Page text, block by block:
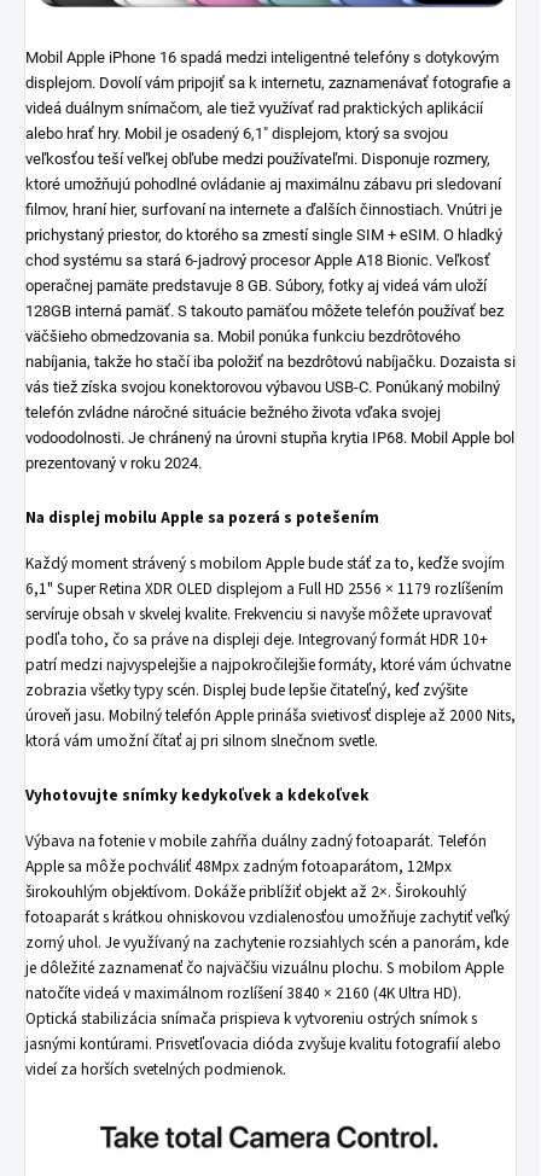
Mobil Apple iPhone 16 spadá medzi inteligentné telefóny s dotykovým
displejom. Dovolí vám pripojiť sa k internetu, zaznamenávať fotografie a
videá duálnym snímačom, ale tiež využívať rad praktických aplikácií
alebo hrať hry. Mobil je osadený 6,1" displejom, ktorý sa svojou
veľkosťou teší veľkej obľube medzi používateľmi. Disponuje rozmery,
ktoré umožňujú pohodlné ovládanie aj maximálnu zábavu pri sledovaní
filmov, hraní hier, surfovaní na internete a ďalších činnostiach. Vnútri je
prichystaný priestor, do ktorého sa zmestí single SIM + eSIM. O hladký
chod systému sa stará 6-jadrový procesor Apple A18 Bionic. Veľkosť
operačnej pamäte predstavuje 8 GB. Súbory, fotky aj videá vám uloží
128GB interná pamäť. S takouto pamäťou môžete telefón používať bez
väčšieho obmedzovania sa. Mobil ponúka funkciu bezdrôtového
nabíjania, takže ho stačí iba položiť na bezdrôtovú nabíjačku. Dozaista si
vás tiež získa svojou konektorovou výbavou USB-C. Ponúkaný mobilný
telefón zvládne náročné situácie bežného života vďaka svojej
vodoodolnosti. Je chránený na úrovni stupňa krytia IP68. Mobil Apple bol
prezentovaný v roku 2024.
Na displej mobilu Apple sa pozerá s potešením
Každý moment strávený s mobilom Apple bude stáť za to, keďže svojím
6,1" Super Retina XDR OLED displejom a Full HD 2556 × 1179 rozlíšením
servíruje obsah v skvelej kvalite. Frekvenciu si navyše môžete upravovať
podľa toho, čo sa práve na displeji deje. Integrovaný formát HDR 10+
patrí medzi najvyspelejšie a najpokročilejšie formáty, ktoré vám úchvatne
zobrazia všetky typy scén. Displej bude lepšie čitateľný, keď zvýšite
úroveň jasu. Mobilný telefón Apple prináša svietivosť displeje až 2000 Nits,
ktorá vám umožní čítať aj pri silnom slnečnom svetle.
Vyhotovujte snímky kedykoľvek a kdekoľvek
Výbava na fotenie v mobile zahŕňa duálny zadný fotoaparát. Telefón
Apple sa môže pochváliť 48Mpx zadným fotoaparátom, 12Mpx
širokouhlým objektívom. Dokáže priblížiť objekt až 2×. Širokouhlý
fotoaparát s krátkou ohniskovou vzdialenosťou umožňuje zachytiť veľký
zorný uhol. Je využívaný na zachytenie rozsiahlych scén a panorám, kde
je dôležité zaznamenať čo najväčšiu vizuálnu plochu. S mobilom Apple
natočíte videá v maximálnom rozlíšení 3840 × 2160 (4K Ultra HD).
Optická stabilizácia snímača prispieva k vytvoreniu ostrých snímok s
jasnými kontúrami. Prisvetľovacia dióda zvyšuje kvalitu fotografií alebo
videí za horších svetelných podmienok.